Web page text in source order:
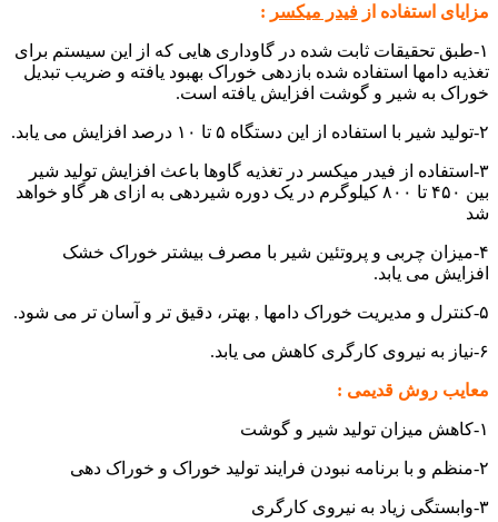
مزایای استفاده از فیدر میکسر :
۱-طبق تحقیقات ثابت شده در گاوداری هایی که از این سیستم برای
تغذیه دامها استفاده شده بازدهی خوراک بهبود یافته و ضریب تبدیل
خوراک به شیر و گوشت افزایش یافته است.
۲-تولید شیر با استفاده از این دستگاه ۵ تا ۱۰ درصد افزایش می یابد.
۳-استفاده از فیدر میکسر در تغذیه گاوها باعث افزایش تولید شیر
بین ۴۵۰ تا ۸۰۰ کیلوگرم در یک دوره شیردهی به ازای هر گاو خواهد
شد
۴-میزان چربی و پروتئین شیر با مصرف بیشتر خوراک خشک
افزایش می یابد.
۵-کنترل و مدیریت خوراک دامها , بهتر، دقیق تر و آسان تر می شود.
۶-نیاز به نیروی کارگری کاهش می یابد.
معایب روش قدیمی :
۱-کاهش میزان تولید شیر و گوشت
۲-منظم و با برنامه نبودن فرایند تولید خوراک و خوراک دهی
۳-وابستگی زیاد به نیروی کارگری